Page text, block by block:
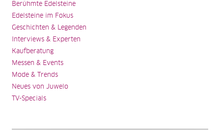
Berühmte Edelsteine
Edelsteine im Fokus
Geschichten & Legenden
Interviews & Experten
Kaufberatung
Messen & Events
Mode & Trends
Neues von Juwelo
TV-Specials